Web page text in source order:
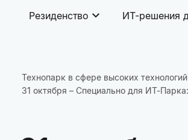
Резиденство ИТ-решения
Технопарк в сфере высоких
31 октября – Специально для ИТ-